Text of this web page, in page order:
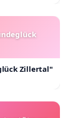
Zillertal"